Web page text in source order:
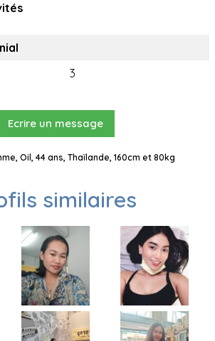
3
Ecrire un message
Oil, 44 ans, Thaïlande, 160cm et 80kg
similaires